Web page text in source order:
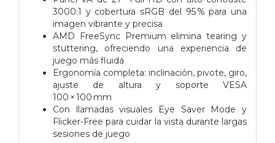
3000:1 y cobertura sRGB del 95 % para una
imagen vibrante y precisa
AMD FreeSync Premium elimina tearing y
stuttering, ofreciendo una experiencia de
juego más fluida
Ergonomía completa: inclinación, pivote, giro,
ajuste de altura y soporte VESA
100 × 100 mm
Con llamadas visuales Eye Saver Mode y
Flicker-Free para cuidar la vista durante largas
sesiones de juego